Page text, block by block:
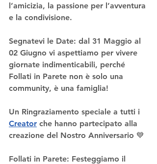
l’amicizia, la passione per l’avventura
e la condivisione.
Segnatevi le Date: dal 31 Maggio al
02 Giugno vi aspettiamo per vivere
giornate indimenticabili, perché
Follati in Parete non è solo una
community, è una famiglia!
Un Ringraziamento speciale a tutti i
Creator che hanno partecipato alla
creazione del Nostro Anniversario 💙
Follati in Parete: Festeggiamo il